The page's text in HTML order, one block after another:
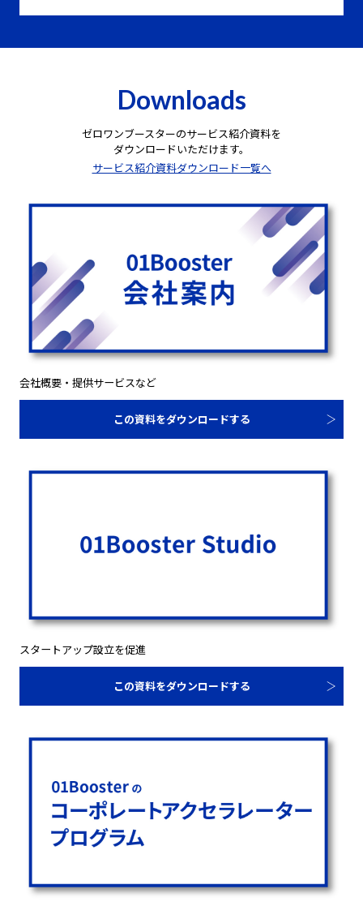
Downloads
ゼロワンブースターのサービス紹介資料を
ダウンロードいただけます。
サービス紹介資料ダウンロード一覧へ
会社概要・提供サービスなど
この資料をダウンロードする
スタートアップ設立を促進
この資料をダウンロードする